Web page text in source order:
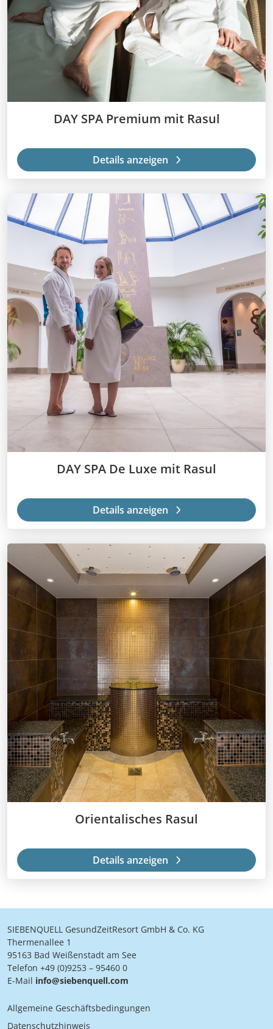
DAY SPA Premium mit Rasul
Details anzeigen
DAY SPA De Luxe mit Rasul
Details anzeigen
Orientalisches Rasul
Details anzeigen
SIEBENQUELL GesundZeitResort GmbH & Co. KG
Thermenallee 1
95163 Bad Weißenstadt am See
Telefon +49 (0)9253 – 95460 0
E-Mail info@siebenquell.com
Allgemeine Geschäftsbedingungen
Datenschutzhinweis